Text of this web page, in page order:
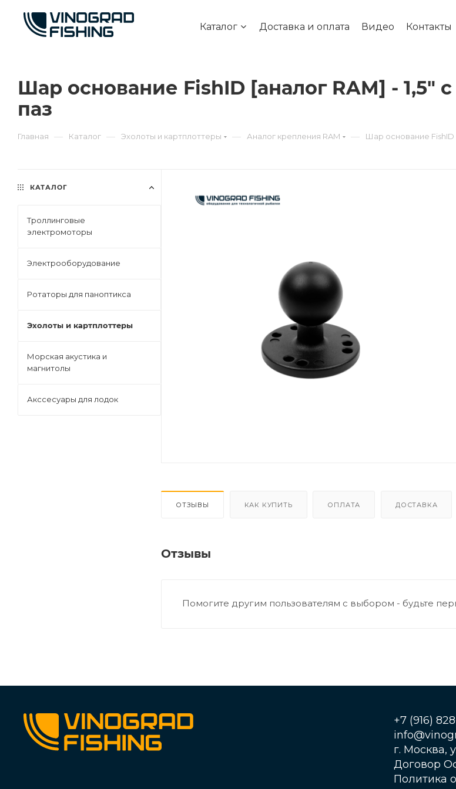
Каталог Доставка и оплата Видео Контакты
Шар основание FishID [аналог RAM] - 1,5"
паз
Главная — Каталог — Эхолоты и картплоттеры — Аналог крепления RAM — Шар основание FishID
ОТЗЫВЫ КАК КУПИТЬ ОПЛАТА ДОСТАВКА
Отзывы
Помогите другим пользователям с выбором - будьте
КАТАЛОГ
Троллинговые
электромоторы
Электрооборудование
Ротаторы для паноптикса
Эхолоты и картплоттеры
Морская акустика и
магнитолы
Акссесуары для лодок
+7 (916)
г. Москва,
Договор
Политика